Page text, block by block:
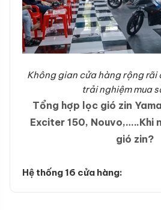
Không gian cửa hàng rộng rãi
trải nghiệm mua
Tổng hợp lọc gió zin
Exciter 150, Nouvo,…..Khi
gió zin?
Hệ thống 16 cửa hàng: